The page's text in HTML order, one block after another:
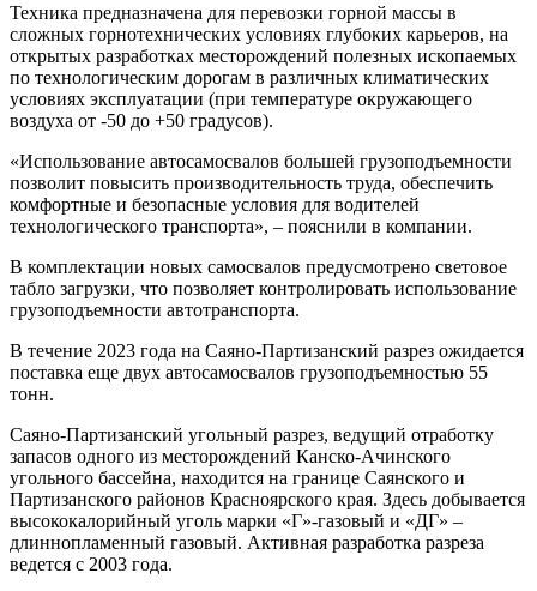
Техника предназначена для перевозки горной массы в
сложных горнотехнических условиях глубоких карьеров, на
открытых разработках месторождений полезных ископаемых
по технологическим дорогам в различных климатических
условиях эксплуатации (при температуре окружающего
воздуха от -50 до +50 градусов).
«Использование автосамосвалов большей грузоподъемности
позволит повысить производительность труда, обеспечить
комфортные и безопасные условия для водителей
технологического транспорта», – пояснили в компании.
В комплектации новых самосвалов предусмотрено световое
табло загрузки, что позволяет контролировать использование
грузоподъемности автотранспорта.
В течение 2023 года на Саяно-Партизанский разрез ожидается
поставка еще двух автосамосвалов грузоподъемностью 55
тонн.
Саяно-Партизанский угольный разрез, ведущий отработку
запасов одного из месторождений Канско-Ачинского
угольного бассейна, находится на границе Саянского и
Партизанского районов Красноярского края. Здесь добывается
высококалорийный уголь марки «Г»-газовый и «ДГ» –
длиннопламенный газовый. Активная разработка разреза
ведется с 2003 года.